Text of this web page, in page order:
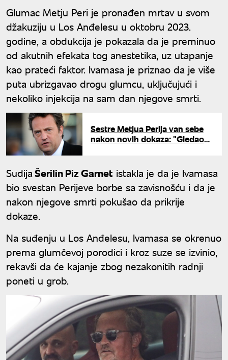
Glumac Metju Peri je pronađen mrtav u svom
džakuziju u Los Anđelesu u oktobru 2023.
godine, a obdukcija je pokazala da je preminuo
od akutnih efekata tog anestetika, uz utapanje
kao prateći faktor. Ivamasa je priznao da je više
puta ubrizgavao drogu glumcu, uključujući i
nekoliko injekcija na sam dan njegove smrti.
Sestre Metjua Perija van sebe
nakon novih dokaza: "Gledao
SudijaŠerilin Piz Garnet istakla je da je Ivamasa
bio svestan Perijeve borbe sa zavisnošću i da je
nakon njegove smrti pokušao da prikrije
dokaze.
Na suđenju u Los Anđelesu, Ivamasa se okrenuo
prema glumčevoj porodici i kroz suze se izvinio,
rekavši da će kajanje zbog nezakonitih radnji
poneti u grob.